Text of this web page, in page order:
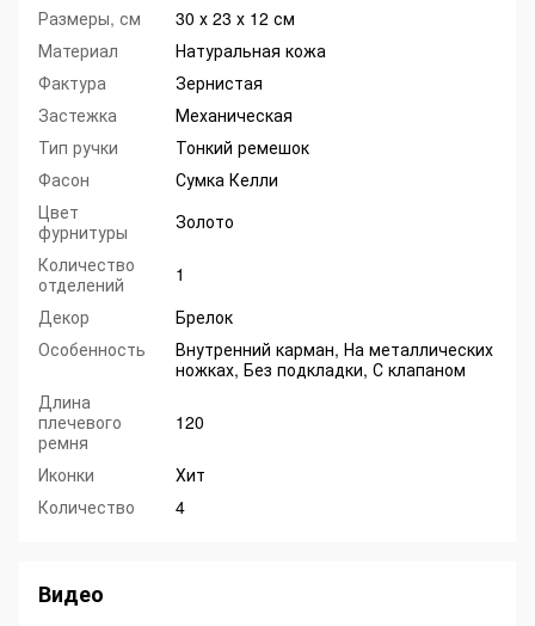
Размеры, см
30 х 23 х 12 см
Материал
Натуральная кожа
Фактура
Зернистая
Застежка
Механическая
Тип ручки
Тонкий ремешок
Фасон
Сумка Келли
Цвет
фурнитуры
Золото
Количество
отделений
1
Декор
Брелок
Особенность
Внутренний карман, На металлических
ножках, Без подкладки, С клапаном
Длина
плечевого
ремня
120
Иконки
Хит
Количество
4
Видео